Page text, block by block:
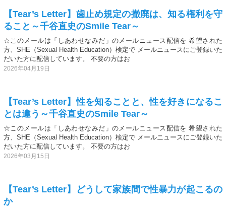
【Tear’s Letter】歯止め規定の撤廃は、知る権利を守
ること～千谷直史のSmile Tear～
☆このメールは「しあわせなみだ」のメールニュース配信を 希望された
方、SHE（Sexual Health Education）検定で メールニュースにご登録いた
だいた方に配信しています。 不要の方はお
2026年04月19日
【Tear’s Letter】性を知ることと、性を好きになるこ
とは違う～千谷直史のSmile Tear～
☆このメールは「しあわせなみだ」のメールニュース配信を 希望された
方、SHE（Sexual Health Education）検定で メールニュースにご登録いた
だいた方に配信しています。 不要の方はお
2026年03月15日
【Tear’s Letter】どうして家族間で性暴力が起こるの
か